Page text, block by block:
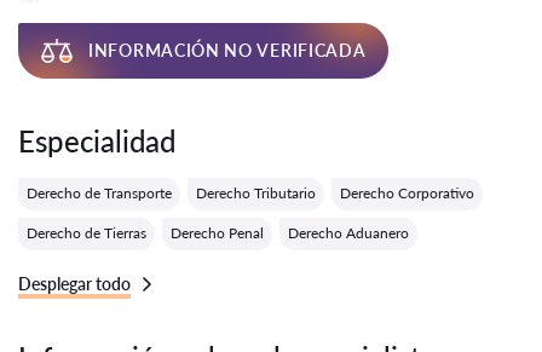
INFORMACIÓN NO VERIFICADA
Especialidad
Derecho de Transporte Derecho Tributario Derecho Corporativo
Derecho de Tierras Derecho Penal Derecho Aduanero
Desplegar todo